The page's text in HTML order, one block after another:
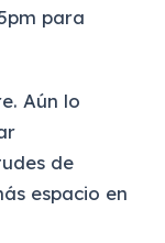
para
Aún lo
de
espacio en